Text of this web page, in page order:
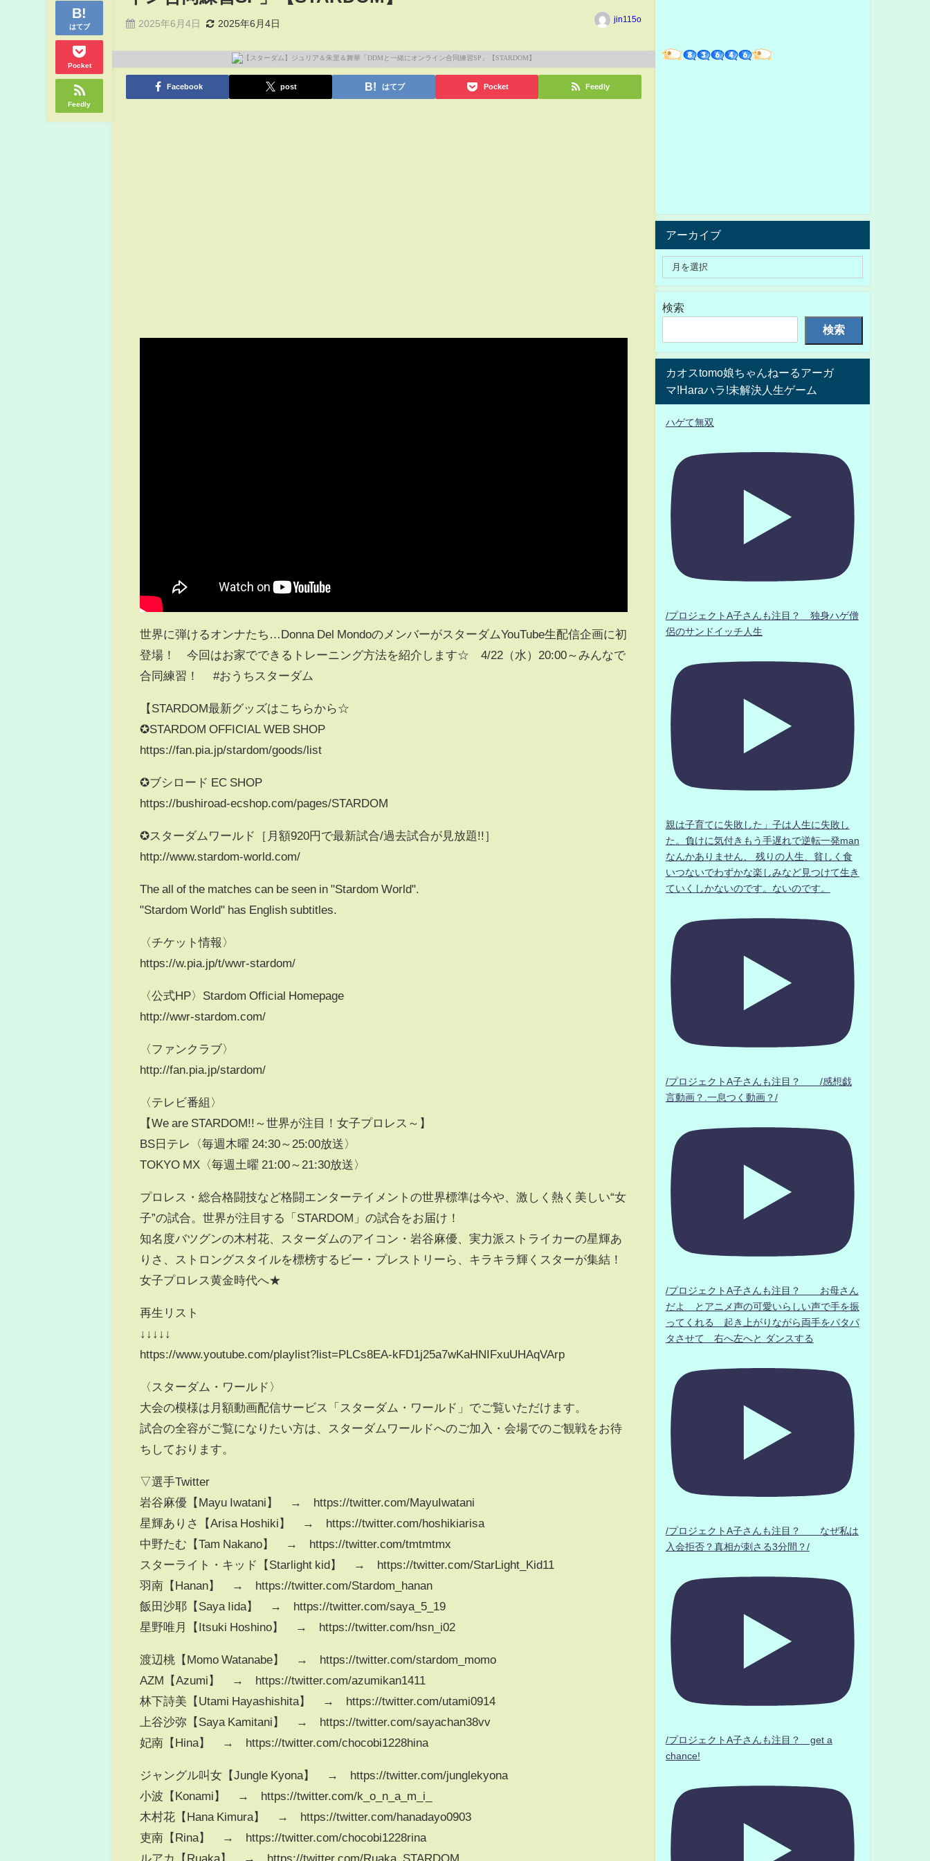
はてブ
Pocket
Feedly
2025年6月4日 2025年6月4日 jin115o
Facebook post はてブ Pocket Feedly
世界に弾けるオンナたち…Donna Del MondoのメンバーがスターダムYouTube生配信企画に初
登場！ 今回はお家でできるトレーニング方法を紹介します☆ 4/22（水）20:00～みんなで
合同練習！ #おうちスターダム
【STARDOM最新グッズはこちらから☆
✪STARDOM OFFICIAL WEB SHOP
https://fan.pia.jp/stardom/goods/list
✪ブシロード EC SHOP
https://bushiroad-ecshop.com/pages/STARDOM
✪スターダムワールド［月額920円で最新試合/過去試合が見放題!!］
http://www.stardom-world.com/
The all of the matches can be seen in "Stardom World".
"Stardom World" has English subtitles.
〈チケット情報〉
https://w.pia.jp/t/wwr-stardom/
〈公式HP〉Stardom Official Homepage
http://wwr-stardom.com/
〈ファンクラブ〉
http://fan.pia.jp/stardom/
〈テレビ番組〉
【We are STARDOM!!～世界が注目！女子プロレス～】
BS日テレ〈毎週木曜 24:30～25:00放送〉
TOKYO MX〈毎週土曜 21:00～21:30放送〉
プロレス・総合格闘技など格闘エンターテイメントの世界標準は今や、激しく熱く美しい“女
子”の試合。世界が注目する「STARDOM」の試合をお届け！
知名度バツグンの木村花、スターダムのアイコン・岩谷麻優、実力派ストライカーの星輝あ
りさ、ストロングスタイルを標榜するビー・プレストリーら、キラキラ輝くスターが集結！
女子プロレス黄金時代へ★
再生リスト
↓↓↓↓↓
https://www.youtube.com/playlist?list=PLCs8EA-kFD1j25a7wKaHNIFxuUHAqVArp
〈スターダム・ワールド〉
大会の模様は月額動画配信サービス「スターダム・ワールド」でご覧いただけます。
試合の全容がご覧になりたい方は、スターダムワールドへのご加入・会場でのご観戦をお待
ちしております。
▽選手Twitter
岩谷麻優【Mayu Iwatani】 → https://twitter.com/MayuIwatani
星輝ありさ【Arisa Hoshiki】 → https://twitter.com/hoshikiarisa
中野たむ【Tam Nakano】 → https://twitter.com/tmtmtmx
スターライト・キッド【Starlight kid】 → https://twitter.com/StarLight_Kid11
羽南【Hanan】 → https://twitter.com/Stardom_hanan
飯田沙耶【Saya Iida】 → https://twitter.com/saya_5_19
星野唯月【Itsuki Hoshino】 → https://twitter.com/hsn_i02
渡辺桃【Momo Watanabe】 → https://twitter.com/stardom_momo
AZM【Azumi】 → https://twitter.com/azumikan1411
林下詩美【Utami Hayashishita】 → https://twitter.com/utami0914
上谷沙弥【Saya Kamitani】 → https://twitter.com/sayachan38vv
妃南【Hina】 → https://twitter.com/chocobi1228hina
ジャングル叫女【Jungle Kyona】 → https://twitter.com/junglekyona
小波【Konami】 → https://twitter.com/k_o_n_a_m_i_
木村花【Hana Kimura】 → https://twitter.com/hanadayo0903
吏南【Rina】 → https://twitter.com/chocobi1228rina
ルアカ【Ruaka】 → https://twitter.com/Ruaka_STARDOM
アーカイブ
検索
検索
カオスtomo娘ちゃんねーるアーガ
マ!Haraハラ!未解決人生ゲーム
ハゲて無双
/プロジェクトA子さんも注目？ 独身ハゲ僧
侶のサンドイッチ人生
親は子育てに失敗した」子は人生に失敗し
た。負けに気付きもう手遅れで逆転一発man
なんかありません、 残りの人生、貧しく食
いつないでわずかな楽しみなど見つけて生き
ていくしかないのです。ないのです。
/プロジェクトA子さんも注目？ /感想戯
言動画？.一息つく動画？/
/プロジェクトA子さんも注目？ お母さん
だよ とアニメ声の可愛いらしい声で手を振
ってくれる 起き上がりながら両手をパタパ
タさせて 右へ左へと ダンスする
/プロジェクトA子さんも注目？ なぜ私は
入会拒否？真相が刺さる3分間？/
/プロジェクトA子さんも注目？ get a
chance!